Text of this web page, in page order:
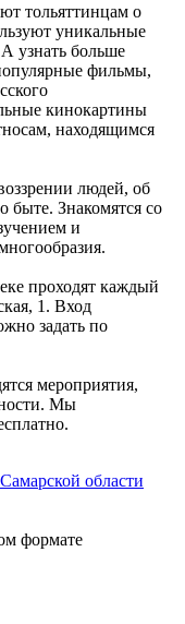
автобусов с 8 до 12
в день матча КС
автобусов №
области
7 августа
эмблем
на спорт и
по купанию на
жителям
тольяттинцам о
уникальные
узнать больше
фильмы,
кинокартины
находящимся
людей, об
быте. Знакомятся со
и
проходят каждый
1. Вход
задать по
мероприятия,
Мы
области
формате